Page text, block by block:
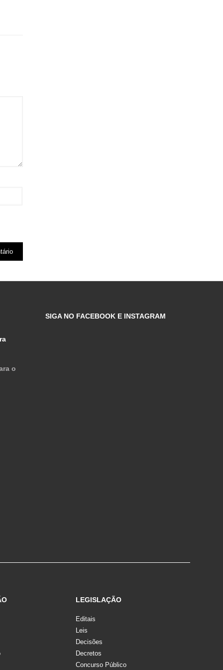
o
SIGA NO FACEBOOK E INSTAGRAM
LEGISLAÇÃO
Editais
Leis
Decisões
Decretos
Concurso Público